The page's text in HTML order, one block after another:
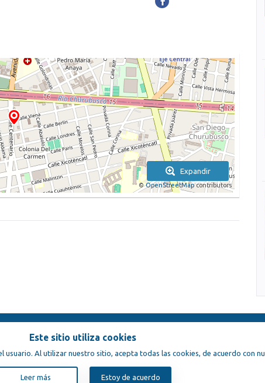
Expandir
©OpenStreetMapcontributors
Este sitio utiliza cookies
Al utilizar nuestro sitio, acepta todas las cookies, de acuerdo con
Leer más Estoy de acuerdo